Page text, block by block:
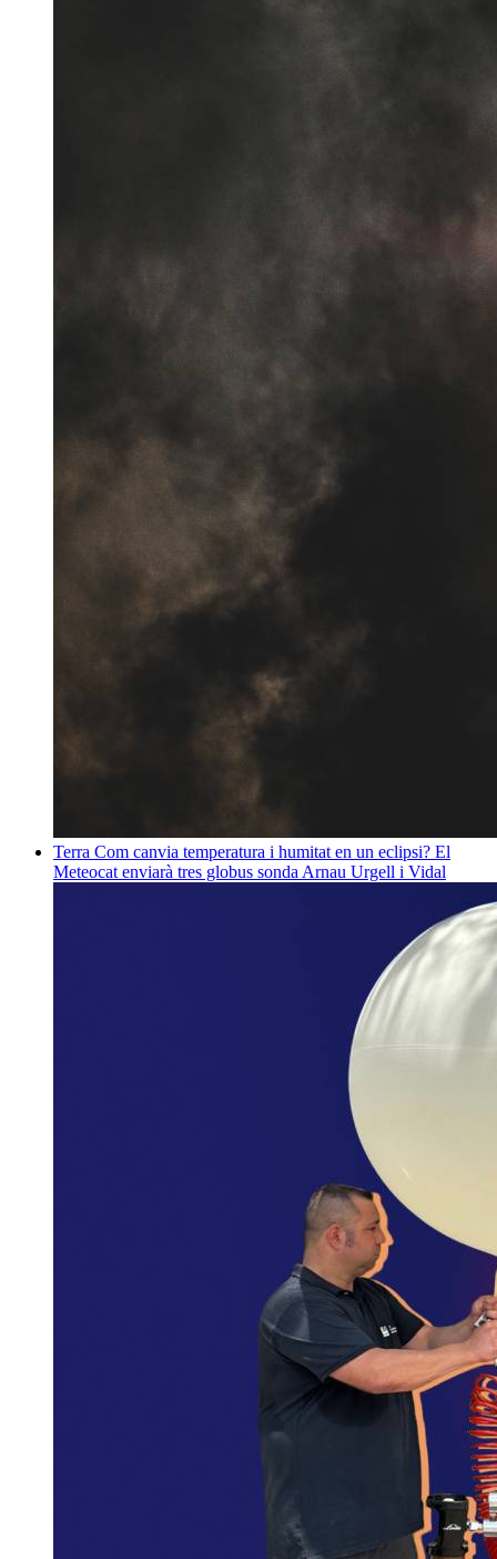
Terra Com canvia temperatura i humitat en un eclipsi? El
Meteocat enviarà tres globus sonda Arnau Urgell i Vidal